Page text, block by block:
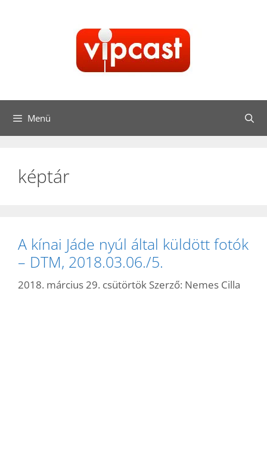
Menü
képtár
A kínai Jáde nyúl által küldött fotók
– DTM, 2018.03.06./5.
2018. március 29. csütörtök Szerző: Nemes Cilla